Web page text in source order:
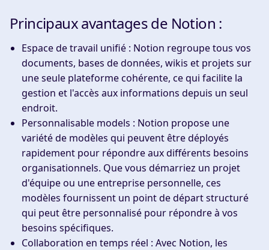
Principaux avantages de Notion :
Espace de travail unifié : Notion regroupe tous vos
documents, bases de données, wikis et projets sur
une seule plateforme cohérente, ce qui facilite la
gestion et l'accès aux informations depuis un seul
endroit.
Personnalisable models : Notion propose une
variété de modèles qui peuvent être déployés
rapidement pour répondre aux différents besoins
organisationnels. Que vous démarriez un projet
d'équipe ou une entreprise personnelle, ces
modèles fournissent un point de départ structuré
qui peut être personnalisé pour répondre à vos
besoins spécifiques.
Collaboration en temps réel : Avec Notion, les